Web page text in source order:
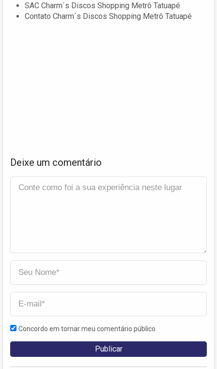
SAC Charm´s Discos Shopping Metrô Tatuapé
Contato Charm´s Discos Shopping Metrô Tatuapé
Deixe um comentário
Concordo em tornar meu comentário público